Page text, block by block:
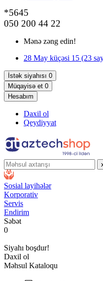
*5645
050 200 44 22
Mənə zəng edin!
28 May küçəsi 15 (23
İstək siyahısı 0
Müqayisə et 0
Hesabım
Daxil ol
Qeydiyyat
Sosial layihələr
Korporativ
Servis
Endirim
Səbət
0
Siyahı boşdur!
Daxil ol
Məhsul Kataloqu